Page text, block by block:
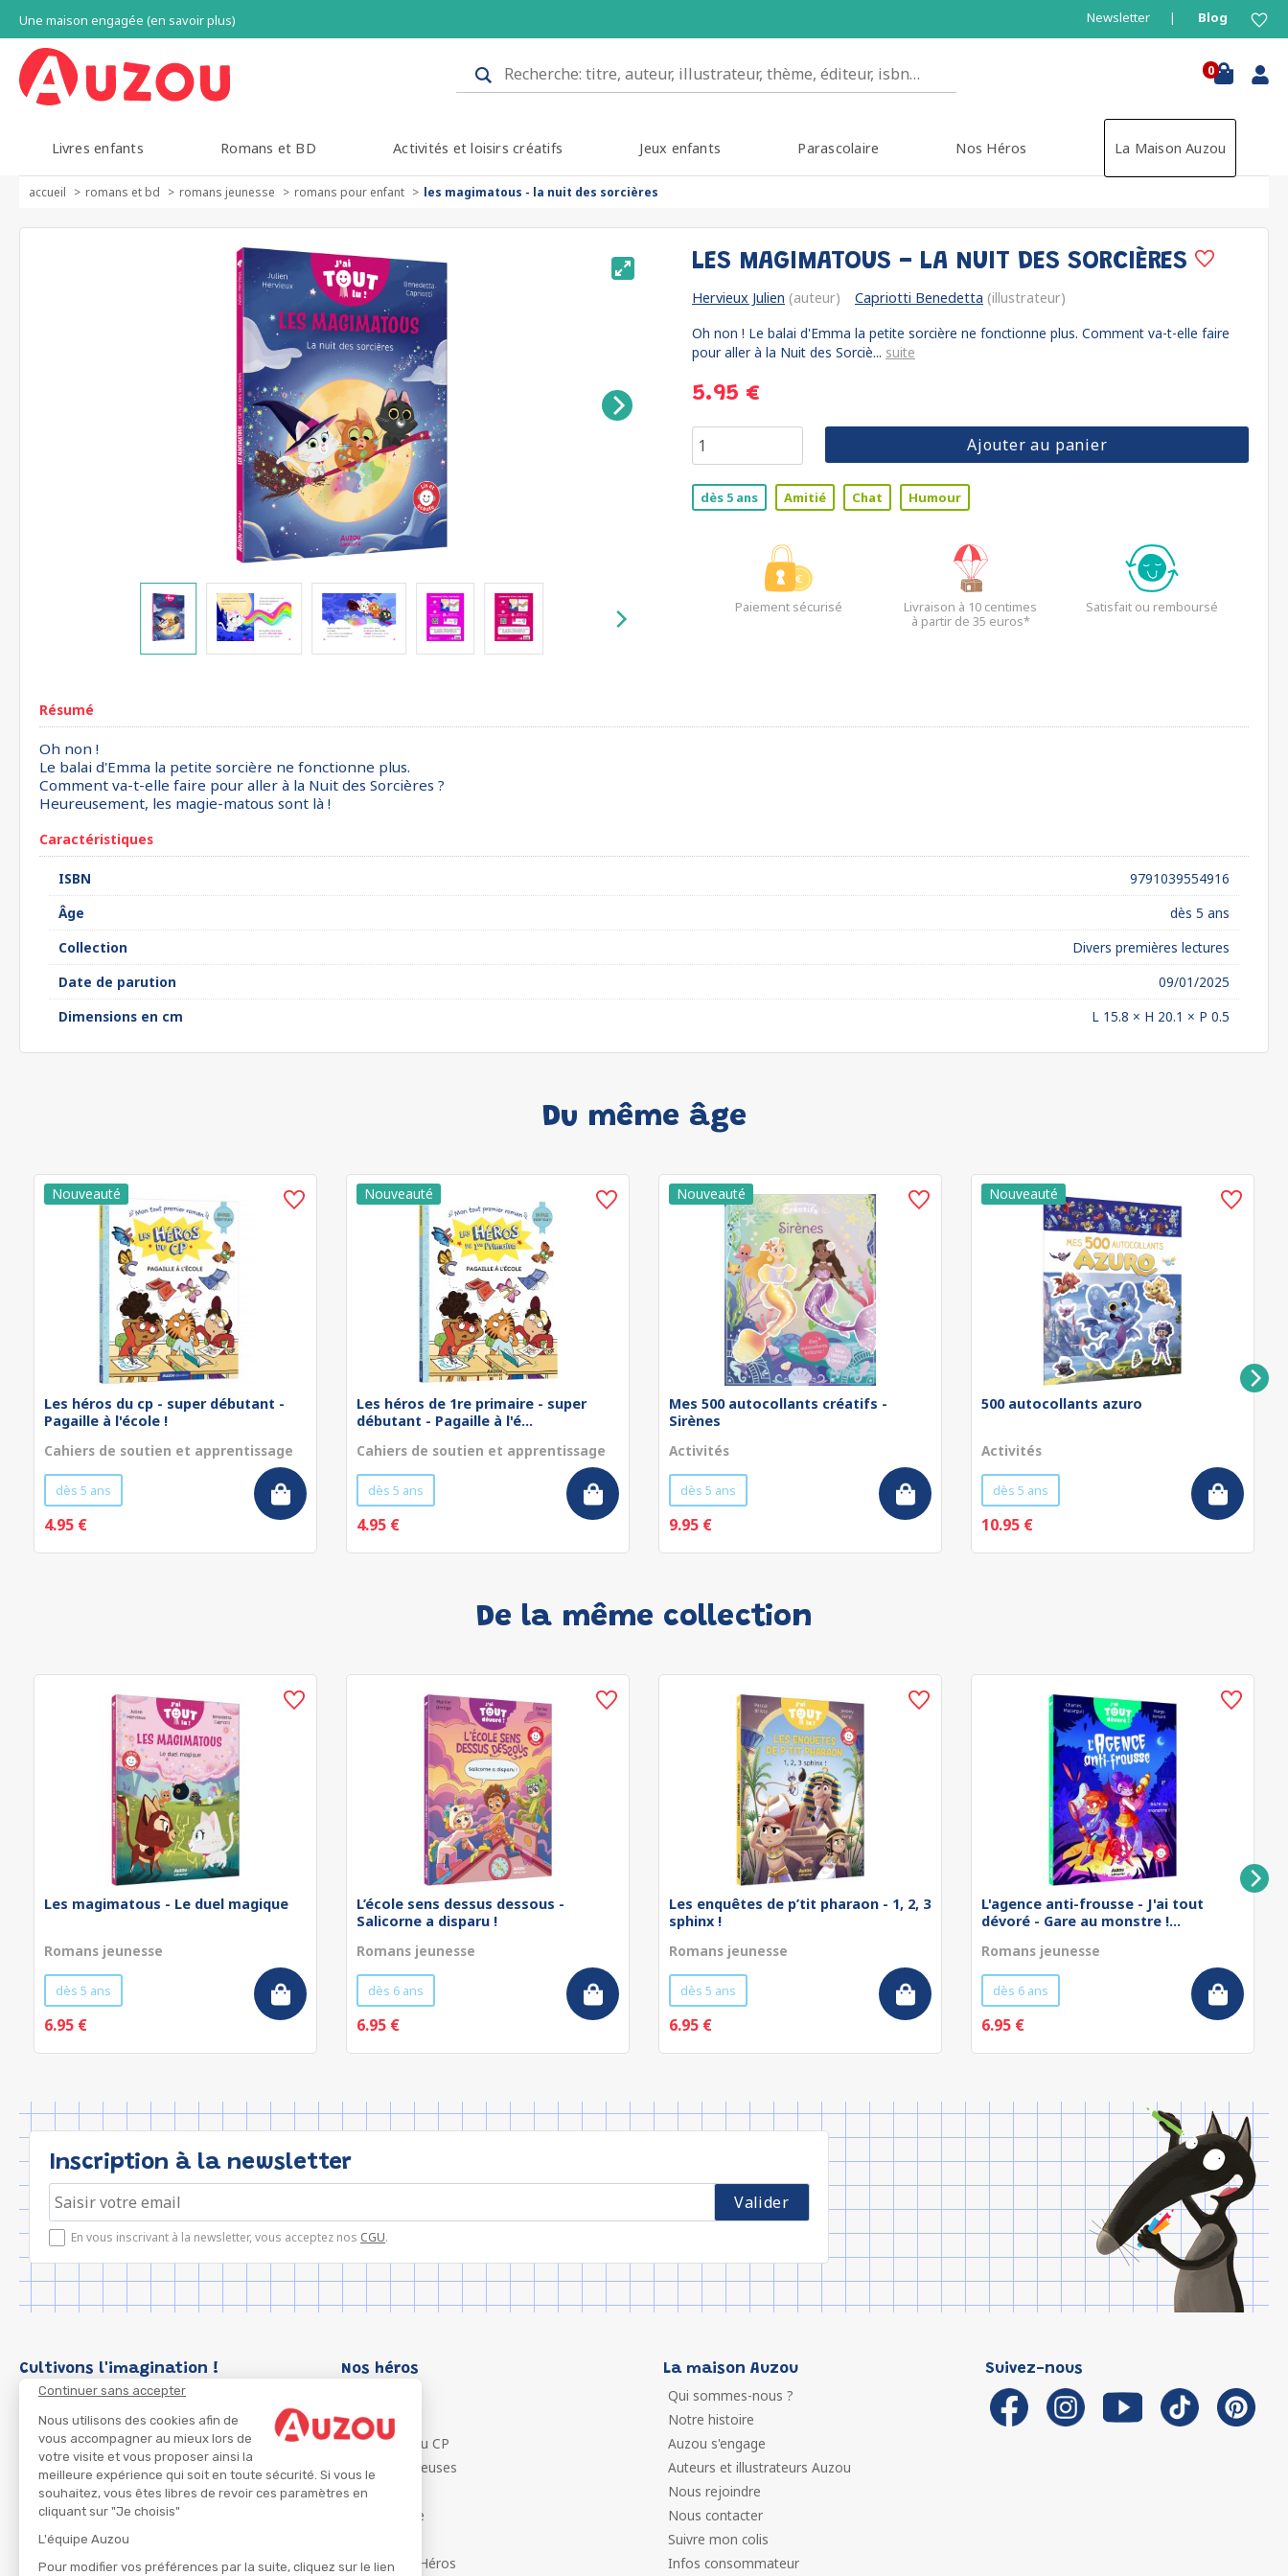
Continuer sans accepter
Nous utilisons des cookies afin de
vous accompagner au mieux lors de
votre visite et vous proposer ainsi la
meilleure expérience qui soit en toute sécurité. Si vous le
souhaitez, vous êtes libres de revoir ces paramètres en
cliquant sur "Je choisis"
L'équipe Auzou
Pour modifier vos préférences par la suite, cliquez sur le lien
Une maison engagée (en savoir plus) Newsletter Blog
0
Livres enfants Romans et BD Activités et loisirs créatifs Jeux enfants Parascolaire Nos Héros La Maison Auzou
accueil romans et bd romans jeunesse romans pour enfant les magimatous - la nuit des sorcières
LES MAGIMATOUS - LA NUIT DES SORCIÈRES
Hervieux Julien (auteur) Capriotti Benedetta (illustrateur)
Oh non ! Le balai d'Emma la petite sorcière ne fonctionne plus. Comment va-t-elle faire
pour aller à la Nuit des Sorciè... suite
5.95 €
Ajouter au panier
dès 5 ans Amitié Chat Humour
Paiement sécurisé
Livraison à 10 centimes
à partir de 35 euros*
Satisfait ou remboursé
Résumé
Oh non !
Le balai d'Emma la petite sorcière ne fonctionne plus.
Comment va-t-elle faire pour aller à la Nuit des Sorcières ?
Heureusement, les magie-matous sont là !
Caractéristiques
ISBN
9791039554916
Âge
dès 5 ans
Collection
Divers premières lectures
Date de parution
09/01/2025
Dimensions en cm
L 15.8 × H 20.1 × P 0.5
Du même âge
Les héros du cp - super débutant -
Pagaille à l'école !
Cahiers de soutien et apprentissage
dès 5 ans
4.95 €
Les héros de 1re primaire - super
débutant - Pagaille à l'é...
Cahiers de soutien et apprentissage
dès 5 ans
4.95 €
Mes 500 autocollants créatifs -
Sirènes
Activités
dès 5 ans
9.95 €
500 autocollants azuro
Activités
dès 5 ans
10.95 €
De la même collection
Les magimatous - Le duel magique
Romans jeunesse
dès 5 ans
6.95 €
L’école sens dessus dessous -
Salicorne a disparu !
Romans jeunesse
dès 6 ans
6.95 €
Les enquêtes de p’tit pharaon - 1, 2, 3
sphinx !
Romans jeunesse
dès 5 ans
6.95 €
L'agence anti-frousse - J'ai tout
dévoré - Gare au monstre !...
Romans jeunesse
dès 6 ans
6.95 €
Inscription à la newsletter
En vous inscrivant à la newsletter, vous acceptez nos CGU.
Cultivons l'imagination ! Nos héros
P'tit Loup
Les Héros du CP
Les Influenceuses
Migali
Petite Taupe
Ma Boîte à Héros
La maison Auzou
Qui sommes-nous ?
Notre histoire
Auzou s'engage
Auteurs et illustrateurs Auzou
Nous rejoindre
Nous contacter
Suivre mon colis
Infos consommateur
Suivez-nous